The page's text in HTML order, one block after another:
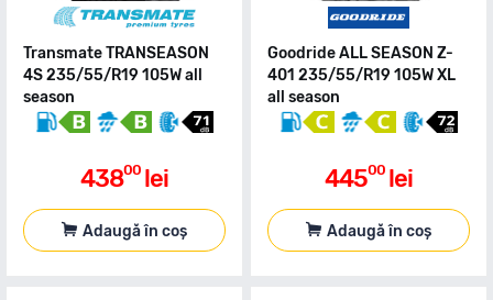
Transmate TRANSEASON
4S 235/55/R19 105W all
season
43800 lei
Adaugă în coș
Goodride ALL SEASON Z-
401 235/55/R19 105W XL
all season
44500 lei
Adaugă în coș